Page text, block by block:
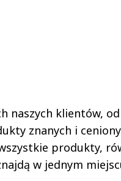
naszych klientów, od
znanych i
produkty,
w jednym